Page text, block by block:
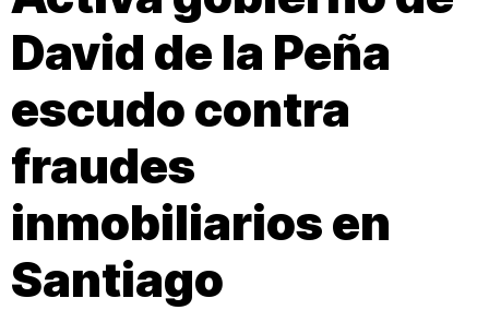
David de la Peña
escudo contra
fraudes
inmobiliarios en
Santiago